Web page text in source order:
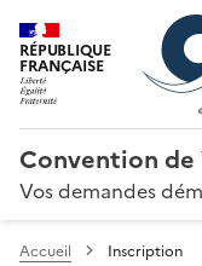
RÉPUBLIQUE
FRANÇAISE
Convention de
Vos demandes
Accueil Inscription